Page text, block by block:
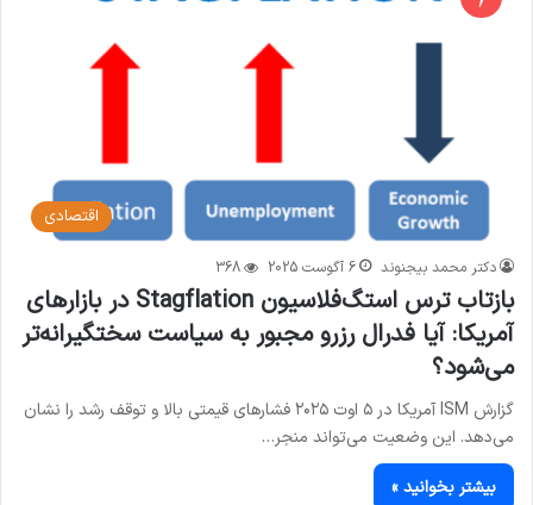
اقتصادی
دکتر محمد بیجنوند 6 آگوست 2025 368
بازتاب ترس استگ‌فلاسیون Stagflation در بازارهای
آمریکا: آیا فدرال رزرو مجبور به سیاست سختگیرانه‌تر
می‌شود؟
گزارش ISM آمریکا در ۵ اوت ۲۰۲۵ فشارهای قیمتی بالا و توقف رشد را نشان
می‌دهد. این وضعیت می‌تواند منجر…
بیشتر بخوانید »